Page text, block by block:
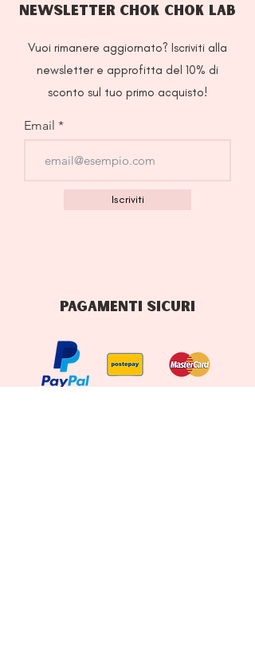
NEWSLETTER CHOK CHOK LAB
Vuoi rimanere aggiornato? Iscriviti alla
newsletter e approfitta del 10% di
sconto sul tuo primo acquisto!
Email
Iscriviti
PAGAMENTI SICURI